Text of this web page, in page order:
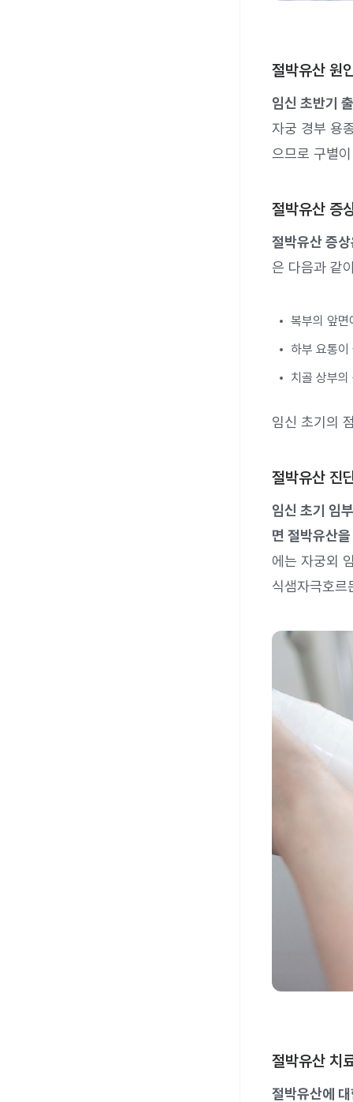
절박유산 원
임신 초반기
자궁 경부 용
으므로 구별
절박유산 증
절박유산 증
은 다음과 같
복부의 앞면
하부 요통이
치골 상부
임신 초기의
절박유산 진
임신 초기 임
면 절박유산
에는 자궁외
식샘자극호
절박유산 치
절박유산에